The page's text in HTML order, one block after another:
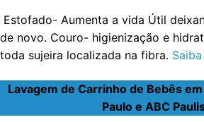
Estofado- Aumenta a vida Útil
de novo. Couro- higienização e
toda sujeira localizada na fibra.
Lavagem de Carrinho de Bebês em
Paulo e ABC